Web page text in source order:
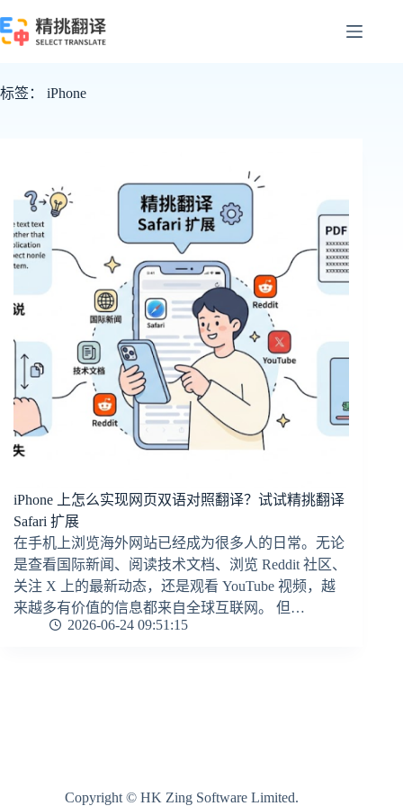
至
标签：
iPhone
iPhone 上怎么实现网页双语对照翻译？试试精挑翻译
Safari 扩展
在手机上浏览海外网站已经成为很多人的日常。无论
是查看国际新闻、阅读技术文档、浏览 Reddit 社区、
关注 X 上的最新动态，还是观看 YouTube 视频，越
来越多有价值的信息都来自全球互联网。 但…
2026-06-24 09:51:15
Copyright © HK Zing Software Limited.